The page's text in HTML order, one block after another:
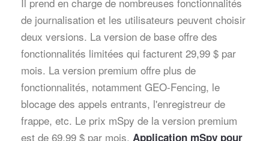
de journalisation et les utilisateurs peuvent choisir
deux versions. La version de base offre des
fonctionnalités limitées qui facturent 29,99 $ par
mois. La version premium offre plus de
fonctionnalités, notamment GEO-Fencing, le
blocage des appels entrants, l'enregistreur de
frappe, etc. Le prix mSpy de la version premium
est de 69,99 $ par mois. Application mSpy pour